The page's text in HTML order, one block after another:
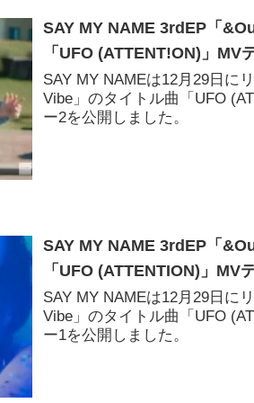
SAY MY NAME 3rdEP「
「UFO (ATTENT!ON)」MV
SAY MY NAMEは12月29日に
Vibe」のタイトル曲「UFO
ー2を公開しました。
SAY MY NAME 3rdEP「
「UFO (ATTENTION)」MV
SAY MY NAMEは12月29日に
Vibe」のタイトル曲「UFO
ー1を公開しました。